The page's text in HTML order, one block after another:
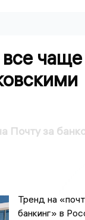
чаще
Почту за
Тренд на
банкинг» в